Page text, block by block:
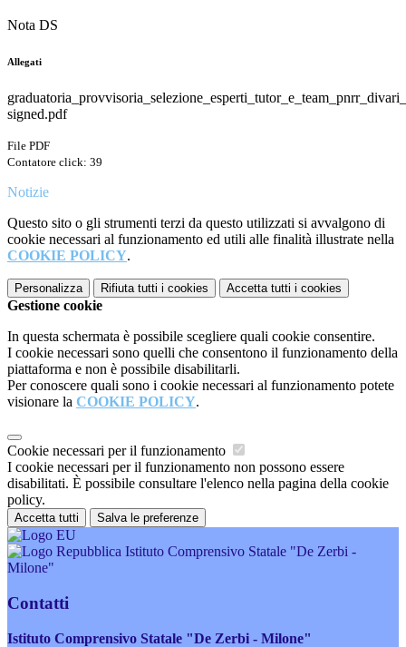
Nota DS
Allegati
signed.pdf
File PDF
Contatore click: 39
Notizie
Questo sito o gli strumenti terzi da questo utilizzati si avvalgono di
cookie necessari al funzionamento ed utili alle finalità illustrate nella
COOKIE POLICY.
Personalizza Rifiuta tutti i cookies Accetta tutti i cookies
Gestione cookie
In questa schermata è possibile scegliere quali cookie consentire.
I cookie necessari sono quelli che consentono il funzionamento della
piattaforma e non è possibile disabilitarli.
Per conoscere quali sono i cookie necessari al funzionamento potete
visionare la COOKIE POLICY.
Cookie necessari per il funzionamento
I cookie necessari per il funzionamento non possono essere
disabilitati. È possibile consultare l'elenco nella pagina della cookie
policy.
Accetta tutti Salva le preferenze
Istituto Comprensivo Statale "De Zerbi -
Milone"
Contatti
Istituto Comprensivo Statale "De Zerbi - Milone"